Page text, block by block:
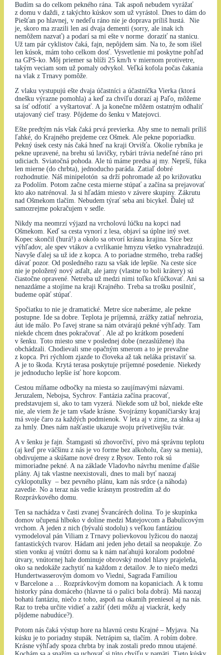
Budím sa do celkom pekného rána. Tak aspoň nebudem vyrážať
z domu v daždi, z takýchto kúskov som už vyrástol. Dnes to dám do
Piešťan po hlavnej, v nedeľu ráno nie je doprava príliš hustá. Nie
je, skoro ma zrazili len asi dvaja dementi (sorry, ale inak ich
nemôžem nazvať) a podarí sa mi ešte v norme doraziť na stanicu.
Už tam pár cyklistov čaká, fajn, nepôjdem sám. Na to, že som išiel
len kúsok, mám toho celkom dosť. Vysvetlenie mi poskytne pohľad
na GPS-ko. Môj priemer sa blíži 25 km/h v miernom protivetre,
takým veciam som už pomaly odvykol. Veľká kofola počas čakania
na vlak z Trnavy pomôže.
Z vlaku vystupujú ešte dvaja účastníci a účastníčka Vierka (ktorá
dnešku výrazne pomohla) a keď za chvíľu dorazí aj Paľo, môžeme
sa ísť odfotiť a vyštartovať. A ja konečne môžem ostatným odhaliť
utajovaný cieľ trasy. Pôjdeme do šenku v Matejovci.
Ešte predtým nás však čaká prvá previerka. Aby sme to nemali príliš
ľahké, do Krajného prejdeme cez Ošmek. Ale pekne poporiadku.
Pekný úsek cesty nás čaká hneď na kraji Orvišťa. Okolie rybníka je
pekne upravené, na brehu sú lavičky, rybári trávia nedeľné ráno pri
udiciach. Sviatočná pohoda. Ale tú máme predsa aj my. Neprší, fúka
len mierne (do chrbta), jednoducho paráda. Zatiaľ dobré
rozhodnutie. Náš minipelotón sa drží pohromade až po križovatku
za Podolím. Potom začne cesta mierne stúpať a začína sa prejavovať
kto ako natrénoval. Ja si hľadám miesto v závere skupiny. Zákrutu
nad Ošmekom tlačím. Nebudem týrať seba ani bicykel. Ďalej už
samozrejme pokračujem v sedle.
Nikdy ma neomrzí výjazd na vrcholovú lúčku na kopci nad
Ošmekom. Keď sa cesta vynorí z lesa, objaví sa úplne iný svet.
Kopec skončil (hurá!) a okolo sa otvorí krásna krajina. Síce bez
výhľadov, ale spev vtákov a cvrlikanie hmyzu všetko vynahradzujú.
Navyše ďalej sa už ide z kopca. A to poriadne strmého, treba radšej
dávať pozor. Od posledného razu sa však ide lepšie. Na ceste síce
nie je položený nový asfalt, ale jamy (vlastne to boli krátery) sú
čiastočne opravené. Netreba už medzi nimi toľko kľúčkovať. Ani sa
nenazdáme a stojíme na kraji Krajného. Treba sa trošku posilniť,
budeme opäť stúpať.
Spočiatku to nie je dramatické. Metre síce naberáme, ale pekne
postupne. Ide sa dobre. Teplota je príjemná, zrážky zatiaľ nehrozia,
áut ide málo. Po ľavej strane sa nám otvárajú pekné výhľady. Tam
niekde chcem dnes pokračovať . Ale až po krátkom posedení
v šenku. Toto miesto sme v poslednej dobe (nezaslúžene) iba
obchádzali. Chodievali sme opačným smerom a to je prevažne
z kopca. Pri rýchlom zjazde to človeka až tak neláka pristaviť sa.
A je to škoda. Krytá terasa poskytuje príjemné posedenie. Niekedy
je jednoducho lepšie ísť hore kopcom.
Cestou míňame odbočky na miesta so zaujímavými názvami.
Jeruzalem, Nebojsa, Sychrov. Fantázia začína pracovať,
predstavujem si, ako to tam vyzerá. Niekde som už bol, niekde ešte
nie, ale viem že je tam všade krásne. Svojrázny kopaničiarsky kraj
má svoje čaro za každých podmienok. V leta aj v zime, za slnka aj
za hmly. Dnes nám našťastie ukazuje svoju prívetivejšiu tvár.
A v šenku je fajn. Štamgasti sú zhovorčiví, pivo má správnu teplotu
(aj keď pre väčšinu z nás je vo forme bez alkoholu, časy sa menia),
obdivujeme a skúšame nové dresy z Rysov. Tento rok sú
mimoriadne pekné. A na základe Vladovho návrhu meníme ďalšie
plány. Aj tak vlastne neexistovali, dnes to mali byť naozaj
cyklopotulky – bez pevného plánu, kam nás srdce (a náhoda)
zavedie. No a teraz nás vedie krásnym prostredím až do
Rozprávkového domu.
Ten sa nachádza v časti zvanej Švancáréch dolina. To je skupinka
domov učupená hlboko v doline medzi Matejovcom a Babulicovým
vrchom. A jeden z nich (bývalú stodolu) s veľkou fantáziou
vymodeloval pán Viliam z Trnavy polievkovou lyžicou do naozaj
fantastických tvarov. Hádam ani jeden jeho detail sa neopakuje. Zo
stien vonku aj vnútri domu sa k nám naťahujú koralom podobné
útvary, vnútornej hale dominuje obrovský model hlavy prajeleňa,
oko sa nedokáže zachytiť na každom z detailov. Je to niečo medzi
Hundertwasserovým domom vo Viedni, Sagrada Familiou
v Barcelone a … Rozprávkovým domom na kopaniciach. A k tomu
historky pána domáceho (hlavne tá o palici bola dobrá). Má naozaj
bohatú fantáziu, niečo z toho, aspoň na okamih preniesol aj na nás.
Raz to treba určite vidieť a zažiť (deti môžu aj viackrát, kedy
pôjdeme nabudúce?).
Potom nás čaká výstup hore na hlavnú cestu Krajné – Myjava. Na
kúsku je to poriadny stupák. Netrápim sa, tlačím. A robím dobre.
Krásne výhľady spoza chrbta by inak zostali predo mnou utajené.